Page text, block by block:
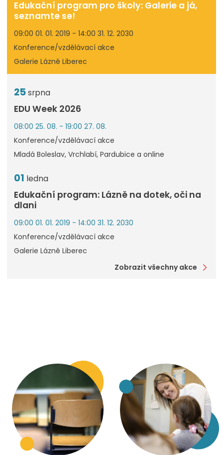
Edukační program pro školy: Galerie a já,
seznamte se!
09:00 01. 01. 2019 - 14:00 31. 12. 2030
Konference/vzdělávací akce
Galerie Lázně Liberec
25srpna
EDU Week 2026
08:00 25. 08. - 19:00 27. 08.
Konference/vzdělávací akce
Mladá Boleslav, Vrchlabí, Pardubice a online
01 ledna
Edukační program: Lázně na dotek, oči na
dlani
09:00 01. 01. 2019 - 14:00 31. 12. 2030
Konference/vzdělávací akce
Galerie Lázně Liberec
Zobrazit všechny akce